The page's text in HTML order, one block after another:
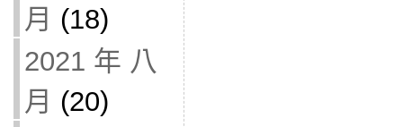
月 (18)
2021 年 八
月 (20)